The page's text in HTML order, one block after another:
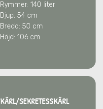
Rymmer: 140 liter
Djup: 54 cm
Bredd: 50 cm
Höjd: 106 cm
KÄRL/SEKRETESSKÄRL